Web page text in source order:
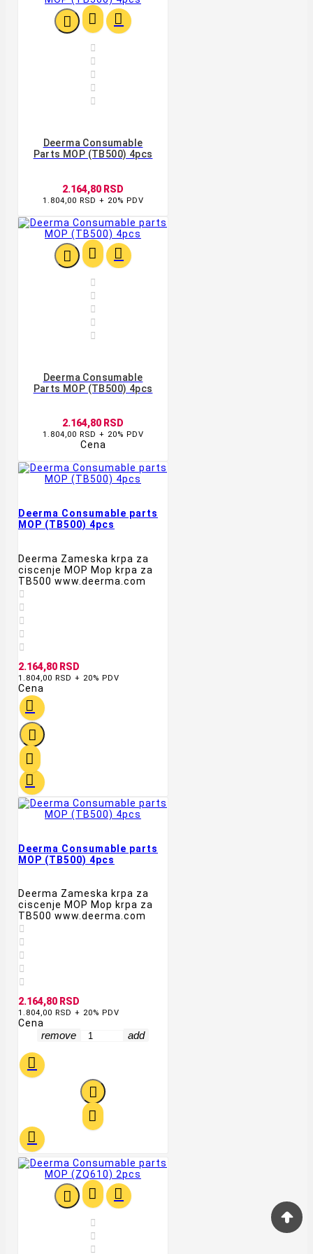
  





Deerma Consumable
Parts MOP (TB500) 4pcs
2.164,80 RSD
1.804,00 RSD + 20% PDV
  





Deerma Consumable
Parts MOP (TB500) 4pcs
2.164,80 RSD
1.804,00 RSD + 20% PDV
Cena
Deerma Consumable parts
MOP (TB500) 4pcs
Deerma Zameska krpa za
ciscenje MOP Mop krpa za
TB500 www.deerma.com





2.164,80 RSD
1.804,00 RSD + 20% PDV
Cena




Deerma Consumable parts
MOP (TB500) 4pcs
Deerma Zameska krpa za
ciscenje MOP Mop krpa za
TB500 www.deerma.com





2.164,80 RSD
1.804,00 RSD + 20% PDV
Cena
remove add




  


